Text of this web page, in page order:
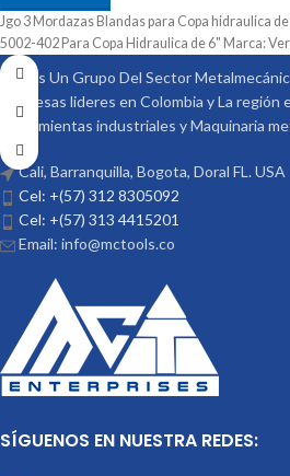
Jgo 3 Mordazas Blandas para Copa hidraulica
5002-402 Para Copa Hidraulica de 6" Marca:
Somos Un Grupo Del Sector
empresas lideres en Colombia y La
Herramientas industriales y Maquinaria
Cali, Barranquilla, Bogota, Doral FL. USA
Cel: +(57) 312 8305092
Cel: +(57) 313 4415201
Email: info@mctools.co
SÍGUENOS EN NUESTRA REDES: